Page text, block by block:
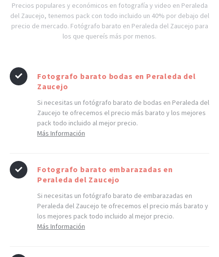
Precios populares y económicos en fotografía y video en Peraleda
del Zaucejo, tenemos pack con todo incluido un 40% por debajo del
precio de mercado. Fotógrafo barato en Peraleda del Zaucejo para
los que quereís más por menos.
Fotografo barato bodas en Peraleda del
Zaucejo
Si necesitas un fotógrafo barato de bodas en Peraleda del
Zaucejo te ofrecemos el precio más barato y los mejores
pack todo incluido al mejor precio.
Más Información
Fotografo barato embarazadas en
Peraleda del Zaucejo
Si necesitas un fotógrafo barato de embarazadas en
Peraleda del Zaucejo te ofrecemos el precio más barato y
los mejores pack todo incluido al mejor precio.
Más Información